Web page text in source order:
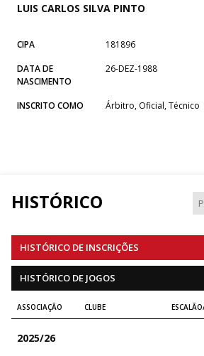
LUIS CARLOS SILVA PINTO
CIPA
181896
DATA DE
NASCIMENTO
26-DEZ-1988
INSCRITO COMO Árbitro, Oficial, Técnico
HISTÓRICO
HISTÓRICO DE INSCRIÇÕES
HISTÓRICO DE JOGOS
ASSOCIAÇÃO CLUBE
2025/26